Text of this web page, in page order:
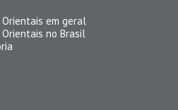
em geral
no Brasil